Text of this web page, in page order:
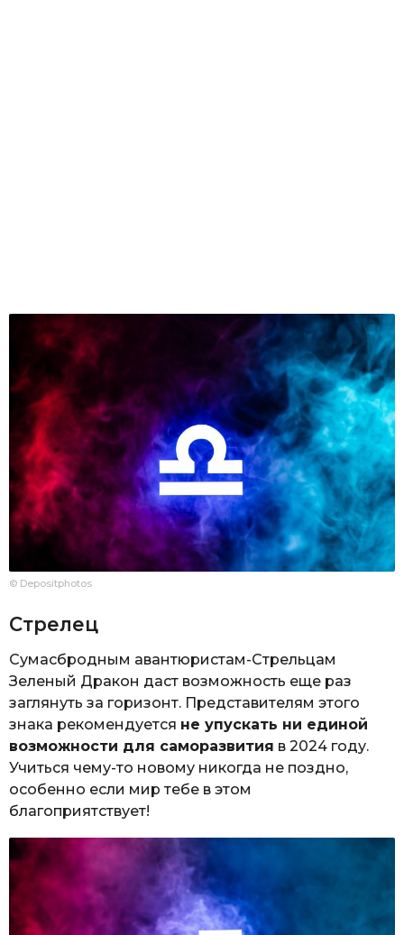
© Depositphotos
Стрелец
Сумасбродным авантюристам-Стрельцам
Зеленый Дракон даст возможность еще раз
заглянуть за горизонт. Представителям этого
знака рекомендуется не упускать ни единой
возможности для саморазвития в 2024 году.
Учиться чему-то новому никогда не поздно,
особенно если мир тебе в этом
благоприятствует!